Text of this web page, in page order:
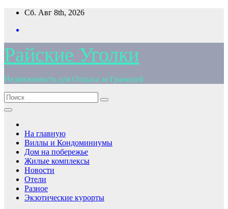
Перейти
содержимому
Сб. Авг 8th, 2026
Райские Уголки
Недвижимость для Отдыха за Границей
На главную
Виллы и Кондоминиумы
Дом на побережье
Жилые комплексы
Новости
Отели
Разное
Экзотические курорты